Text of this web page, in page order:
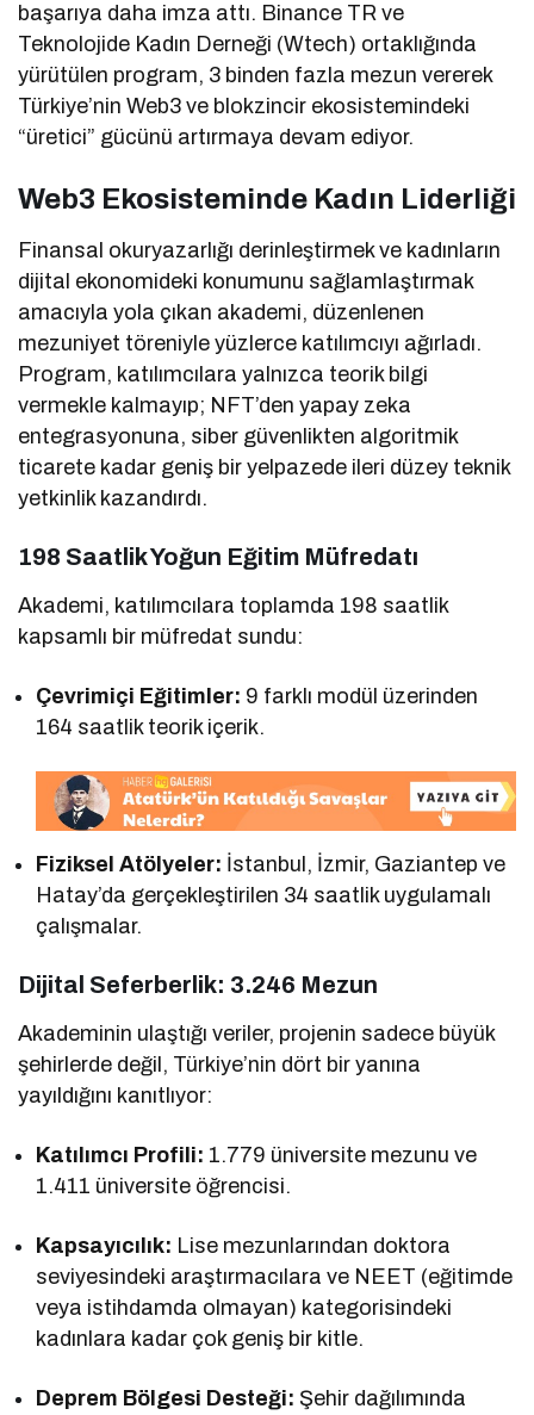
başarıya daha imza attı. Binance TR ve
Teknolojide Kadın Derneği (Wtech) ortaklığında
yürütülen program, 3 binden fazla mezun vererek
Türkiye’nin Web3 ve blokzincir ekosistemindeki
“üretici” gücünü artırmaya devam ediyor.
Web3 Ekosisteminde Kadın Liderliği
Finansal okuryazarlığı derinleştirmek ve kadınların
dijital ekonomideki konumunu sağlamlaştırmak
amacıyla yola çıkan akademi, düzenlenen
mezuniyet töreniyle yüzlerce katılımcıyı ağırladı.
Program, katılımcılara yalnızca teorik bilgi
vermekle kalmayıp; NFT’den yapay zeka
entegrasyonuna, siber güvenlikten algoritmik
ticarete kadar geniş bir yelpazede ileri düzey teknik
yetkinlik kazandırdı.
198 Saatlik Yoğun Eğitim Müfredatı
Akademi, katılımcılara toplamda 198 saatlik
kapsamlı bir müfredat sundu:
Çevrimiçi Eğitimler: 9 farklı modül üzerinden
164 saatlik teorik içerik.
Fiziksel Atölyeler: İstanbul, İzmir, Gaziantep ve
Hatay’da gerçekleştirilen 34 saatlik uygulamalı
çalışmalar.
Dijital Seferberlik: 3.246 Mezun
Akademinin ulaştığı veriler, projenin sadece büyük
şehirlerde değil, Türkiye’nin dört bir yanına
yayıldığını kanıtlıyor:
Katılımcı Profili: 1.779 üniversite mezunu ve
1.411 üniversite öğrencisi.
Kapsayıcılık: Lise mezunlarından doktora
seviyesindeki araştırmacılara ve NEET (eğitimde
veya istihdamda olmayan) kategorisindeki
kadınlara kadar çok geniş bir kitle.
Deprem Bölgesi Desteği: Şehir dağılımında